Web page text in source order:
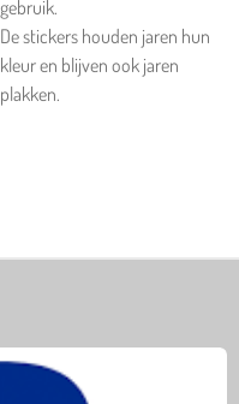
gebruik.
De stickers houden jaren hun
kleur en blijven ook jaren
plakken.